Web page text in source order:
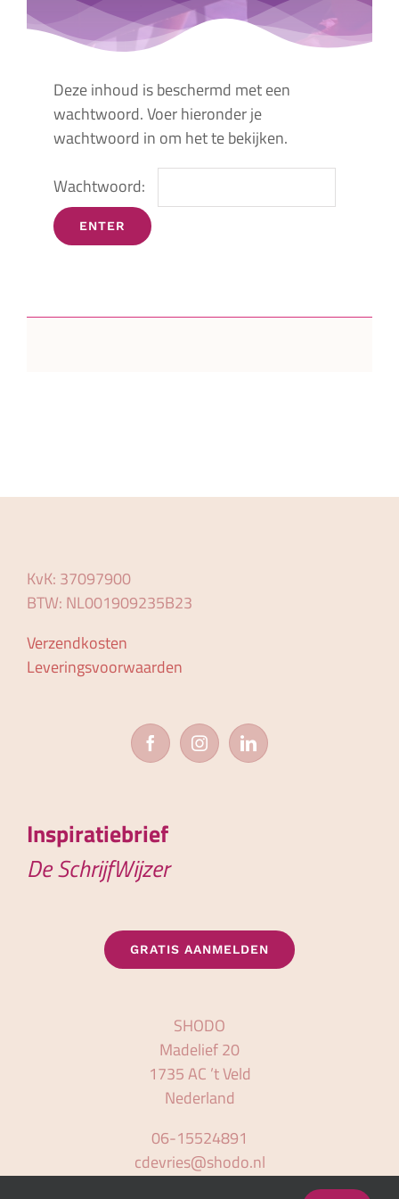
Deze inhoud is beschermd met een
wachtwoord. Voer hieronder je
wachtwoord in om het te bekijken.
Wachtwoord:
KvK: 37097900
BTW: NL001909235B23
Verzendkosten
Leveringsvoorwaarden
Inspiratiebrief
De SchrijfWijzer
GRATIS AANMELDEN
SHODO
Madelief 20
1735 AC ’t Veld
Nederland
06-15524891
cdevries@shodo.nl